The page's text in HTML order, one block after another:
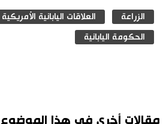
الزراعة العلاقات اليابانية الأمريكية
الحكومة اليابانية
مقالات أخرى في هذا الموضوع